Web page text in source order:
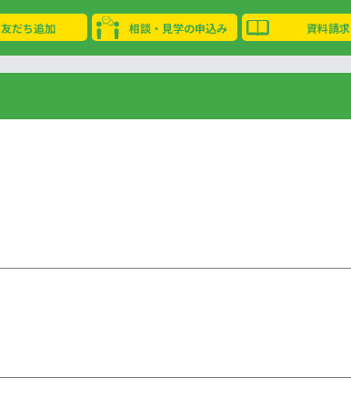
友だち追加 相談・見学の申込み 資料請求